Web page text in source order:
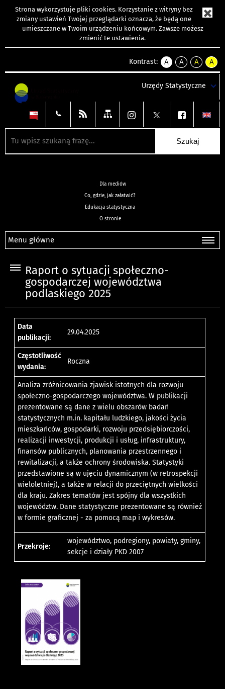
Strona wykorzystuje pliki cookies. Korzystanie z witryny bez
zmiany ustawień Twojej przeglądarki oznacza, że będą one
umieszczane w Twoim urządzeniu końcowym. Zawsze możesz
zmienić te ustawienia.
Kontrast:
A
kontrast
A
kontrast
tekst
czarnym
A
kontrast
tekst
czarnym
A
tekst
żółtym
Urzędy Statystyczne
Dla mediów
Co, gdzie, jak załatwić?
Edukacja statystyczna
O stronie
Menu główne
Raport o sytuacji społeczno-
gospodarczej województwa
podlaskiego 2025
Data
publikacji:
29.04.2025
Częstotliwość
wydania:
Roczna
Analiza zróżnicowania zjawisk istotnych dla rozwoju
społeczno-gospodarczego województwa. W publikacji
prezentowane są dane z wielu obszarów badań
statystycznych m.in. kapitału ludzkiego, jakości życia
mieszkańców, gospodarki, rozwoju przedsiębiorczości,
realizacji inwestycji, produkcji i usług, infrastruktury,
finansów publicznych, planowania przestrzennego i
rewitalizacji, a także ochrony środowiska. Statystyki
przedstawione są w ujęciu dynamicznym (w retrospekcji
wieloletniej), a także w relacji do przeciętnych wielkości
dla kraju. Zakres tematów jest spójny dla wszystkich
województw. Dane statystyczne prezentowane są również
w formie graficznej - za pomocą map i wykresów.
Przekroje:
województwo, podregiony, powiaty, gminy,
sekcje i działy PKD 2007